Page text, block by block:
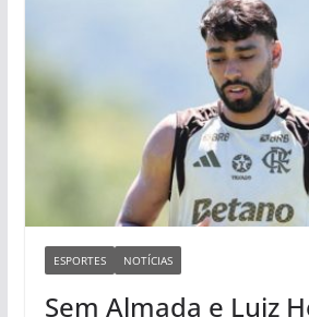
ESPORTES NOTÍCIAS
Sem Almada e Luiz